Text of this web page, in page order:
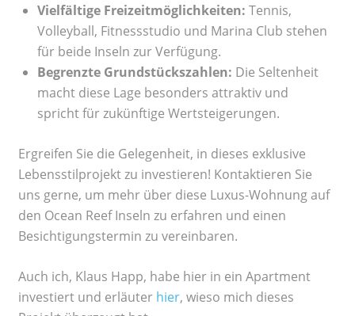
Vielfältige Freizeitmöglichkeiten: Tennis,
Volleyball, Fitnessstudio und Marina Club stehen
für beide Inseln zur Verfügung.
Begrenzte Grundstückszahlen: Die Seltenheit
macht diese Lage besonders attraktiv und
spricht für zukünftige Wertsteigerungen.
Ergreifen Sie die Gelegenheit, in dieses exklusive
Lebensstilprojekt zu investieren! Kontaktieren Sie
uns gerne, um mehr über diese Luxus-Wohnung auf
den Ocean Reef Inseln zu erfahren und einen
Besichtigungstermin zu vereinbaren.
Auch ich, Klaus Happ, habe hier in ein Apartment
investiert und erläuter hier, wieso mich dieses